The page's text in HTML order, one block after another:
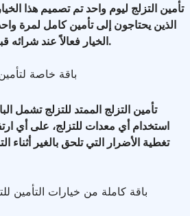
تأمين التزلج ليوم واحد تم تصميم هذا
الذين يحتاجون إلى تأمين كامل لمرة
الخيار فعالاً عند شرائه قبل يوم واحد من بدء التزلج.
باقة خاصة
تأمين التزلج الممتد للتزلج تشمل
استخدام أي معدات للتزلج، على أي
تغطية الأضرار التي تلحق بالغير أثناء
باقة كاملة من خيارات التأمين